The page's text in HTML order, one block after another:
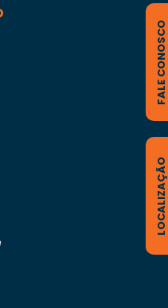
FALE CONOSCO
LOCALIZAÇÃO